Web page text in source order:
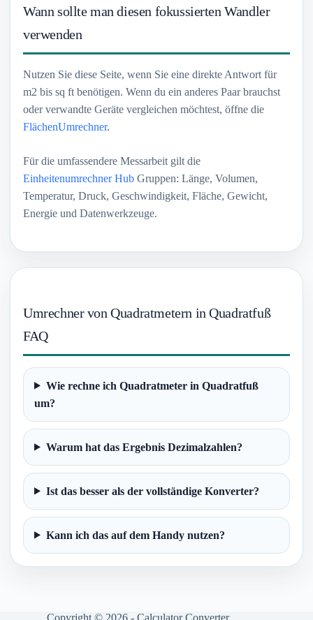
Wann sollte man diesen fokussierten Wandler
verwenden
Nutzen Sie diese Seite, wenn Sie eine direkte Antwort für
m2 bis sq ft benötigen. Wenn du ein anderes Paar brauchst
oder verwandte Geräte vergleichen möchtest, öffne die
FlächenUmrechner.
Für die umfassendere Messarbeit gilt die
Einheitenumrechner Hub Gruppen: Länge, Volumen,
Temperatur, Druck, Geschwindigkeit, Fläche, Gewicht,
Energie und Datenwerkzeuge.
Umrechner von Quadratmetern in Quadratfuß
FAQ
Wie rechne ich Quadratmeter in Quadratfuß
um?
Warum hat das Ergebnis Dezimalzahlen?
Ist das besser als der vollständige Konverter?
Kann ich das auf dem Handy nutzen?
Copyright © 2026 - Calculator Converter